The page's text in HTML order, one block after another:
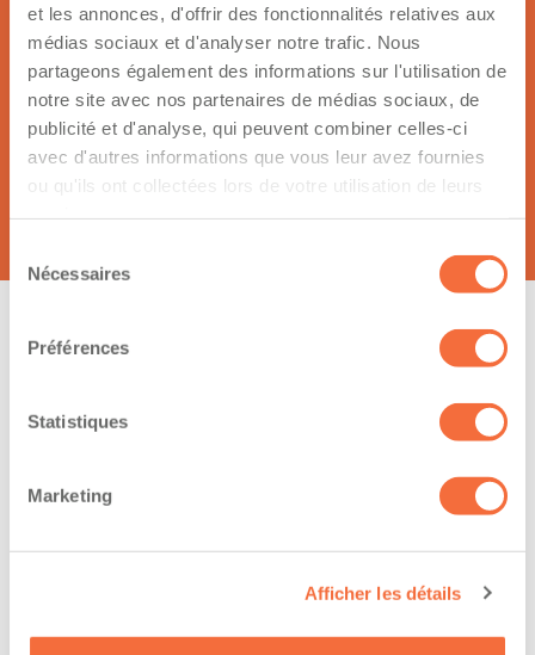
et les annonces, d'offrir des fonctionnalités relatives aux
médias sociaux et d'analyser notre trafic. Nous
partageons également des informations sur l'utilisation de
notre site avec nos partenaires de médias sociaux, de
publicité et d'analyse, qui peuvent combiner celles-ci
avec d'autres informations que vous leur avez fournies
ou qu'ils ont collectées lors de votre utilisation de leurs
du Nécessaires
Préférences
Statistiques
Marketing
Afficher les détails
Retour à sa fiche
Contactez
Alexandre Gagnon
G6C0E4, Lévis
Votre demande